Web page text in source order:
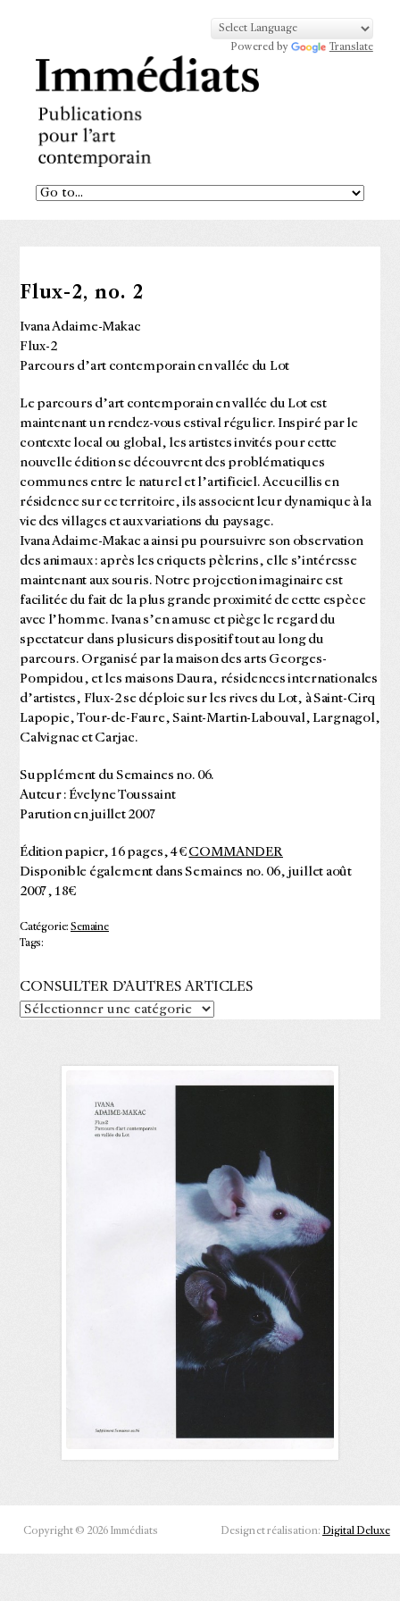
Powered by Translate
Flux-2, no. 2
Ivana Adaime-Makac
Flux-2
Parcours d’art contemporain en vallée du Lot
Le parcours d’art contemporain en vallée du Lot est
maintenant un rendez-vous estival régulier. Inspiré par le
contexte local ou global, les artistes invités pour cette
nouvelle édition se découvrent des problématiques
communes entre le naturel et l’artificiel. Accueillis en
résidence sur ce territoire, ils associent leur dynamique à la
vie des villages et aux variations du paysage.
Ivana Adaime-Makac a ainsi pu poursuivre son observation
des animaux : après les criquets pèlerins, elle s’intéresse
maintenant aux souris. Notre projection imaginaire est
facilitée du fait de la plus grande proximité de cette espèce
avec l’homme. Ivana s’en amuse et piège le regard du
spectateur dans plusieurs dispositif tout au long du
parcours. Organisé par la maison des arts Georges-
Pompidou, et les maisons Daura, résidences internationales
d’artistes, Flux-2 se déploie sur les rives du Lot, à Saint-Cirq
Lapopie, Tour-de-Faure, Saint-Martin-Labouval, Largnagol,
Calvignac et Carjac.
Supplément du Semaines no. 06.
Auteur : Évelyne Toussaint
Parution en juillet 2007
Édition papier, 16 pages, 4 € COMMANDER
Disponible également dans Semaines no. 06, juillet août
2007, 18€
Catégorie: Semaine
Tags:
CONSULTER D’AUTRES ARTICLES
Copyright © 2026 Immédiats Design et réalisation: Digital Deluxe